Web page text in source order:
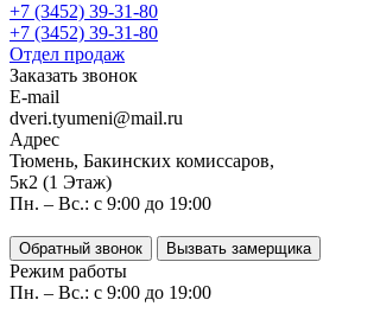
+7 (3452) 39-31-80
+7 (3452) 39-31-80
Отдел продаж
Заказать звонок
E-mail
dveri.tyumeni@mail.ru
Адрес
Тюмень, Бакинских комиссаров,
5к2 (1 Этаж)
Пн. – Вс.: с 9:00 до 19:00
Обратный звонок Вызвать замерщика
Режим работы
Пн. – Вс.: с 9:00 до 19:00